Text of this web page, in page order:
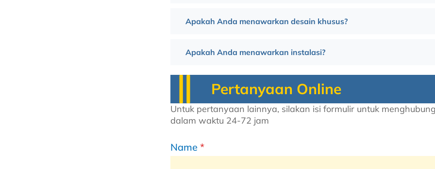
Apakah Anda menawarkan desain khusus?
Apakah Anda menawarkan instalasi?
Pertanyaan Online
Untuk pertanyaan lainnya, silakan isi formulir untuk
dalam waktu 24-72 jam
Name *